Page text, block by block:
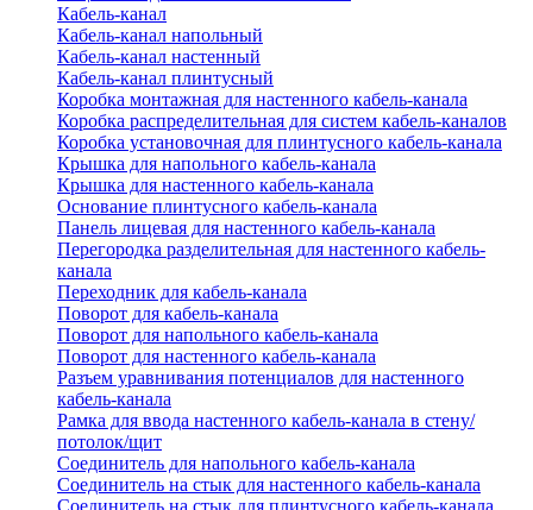
Кабель-канал
Кабель-канал напольный
Кабель-канал настенный
Кабель-канал плинтусный
Коробка монтажная для настенного кабель-канала
Коробка распределительная для систем кабель-каналов
Коробка установочная для плинтусного кабель-канала
Крышка для напольного кабель-канала
Крышка для настенного кабель-канала
Основание плинтусного кабель-канала
Панель лицевая для настенного кабель-канала
Перегородка разделительная для настенного кабель-
канала
Переходник для кабель-канала
Поворот для кабель-канала
Поворот для напольного кабель-канала
Поворот для настенного кабель-канала
Разъем уравнивания потенциалов для настенного
кабель-канала
Рамка для ввода настенного кабель-канала в стену/
потолок/щит
Соединитель для напольного кабель-канала
Соединитель на стык для настенного кабель-канала
Соединитель на стык для плинтусного кабель-канала